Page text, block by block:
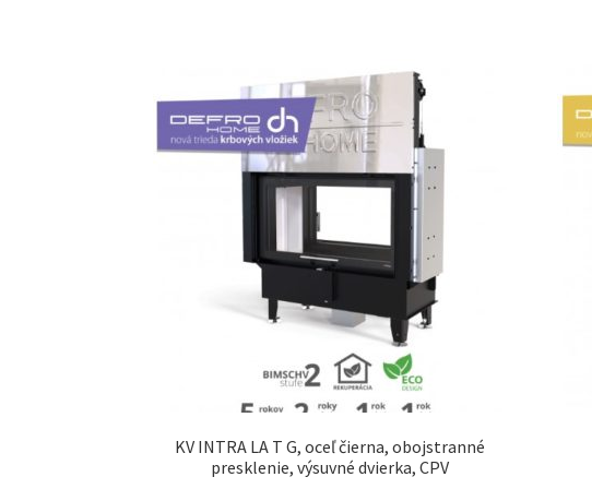
KV INTRA LA T G, oceľ čierna, obojstranné
presklenie, výsuvné dvierka, CPV